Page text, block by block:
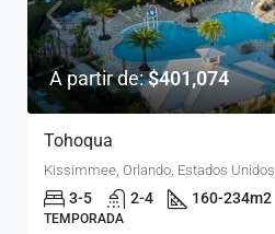
A partir de:$401,074
Tohoqua
Kissimmee, Orlando, Estados Unidos
3-5 2-4 160-234m2
TEMPORADA